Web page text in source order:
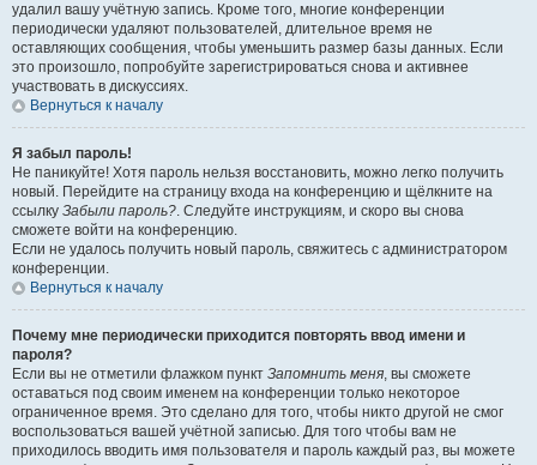
удалил вашу учётную запись. Кроме того, многие конференции
периодически удаляют пользователей, длительное время не
оставляющих сообщения, чтобы уменьшить размер базы данных. Если
это произошло, попробуйте зарегистрироваться снова и активнее
участвовать в дискуссиях.
Вернуться к началу
Я забыл пароль!
Не паникуйте! Хотя пароль нельзя восстановить, можно легко получить
новый. Перейдите на страницу входа на конференцию и щёлкните на
ссылку Забыли пароль?. Следуйте инструкциям, и скоро вы снова
сможете войти на конференцию.
Если не удалось получить новый пароль, свяжитесь с администратором
конференции.
Вернуться к началу
Почему мне периодически приходится повторять ввод имени и
пароля?
Если вы не отметили флажком пункт Запомнить меня, вы сможете
оставаться под своим именем на конференции только некоторое
ограниченное время. Это сделано для того, чтобы никто другой не смог
воспользоваться вашей учётной записью. Для того чтобы вам не
приходилось вводить имя пользователя и пароль каждый раз, вы можете